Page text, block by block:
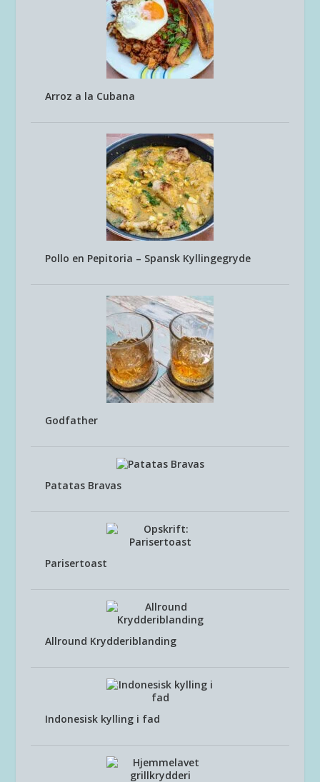
Arroz a la Cubana
Pollo en Pepitoria – Spansk Kyllingegryde
Godfather
Patatas Bravas
Parisertoast
Allround Krydderiblanding
Indonesisk kylling i fad